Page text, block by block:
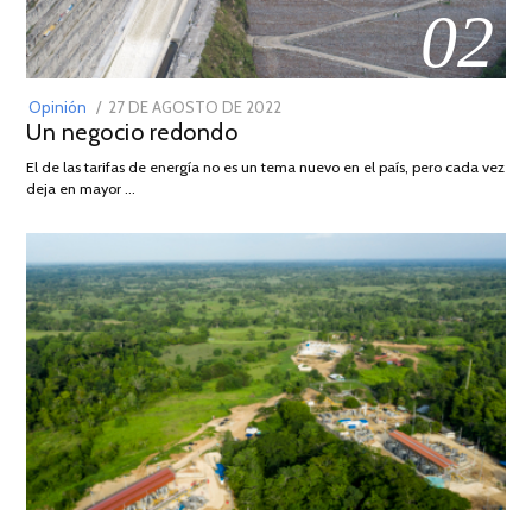
02
Opinión
POSTED
ON
27 DE AGOSTO DE 2022
DE
Un negocio redondo
El de las tarifas de energía no es un tema nuevo en el país, pero cada vez
deja en mayor …